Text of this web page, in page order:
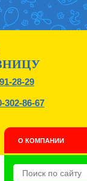
28-29
302-86-67
О КОМПАНИИ